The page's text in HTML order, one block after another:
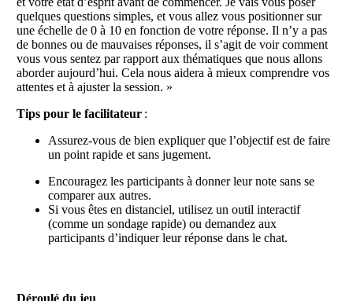
quelques questions simples, et vous allez vous positionner sur
une échelle de 0 à 10 en fonction de votre réponse. Il n’y a pas
de bonnes ou de mauvaises réponses, il s’agit de voir comment
vous vous sentez par rapport aux thématiques que nous allons
aborder aujourd’hui. Cela nous aidera à mieux comprendre vos
attentes et à ajuster la session. »
Tips pour le facilitateur :
Assurez-vous de bien expliquer que l’objectif est de faire
un point rapide et sans jugement.
Encouragez les participants à donner leur note sans se
comparer aux autres.
Si vous êtes en distanciel, utilisez un outil interactif
(comme un sondage rapide) ou demandez aux
participants d’indiquer leur réponse dans le chat.